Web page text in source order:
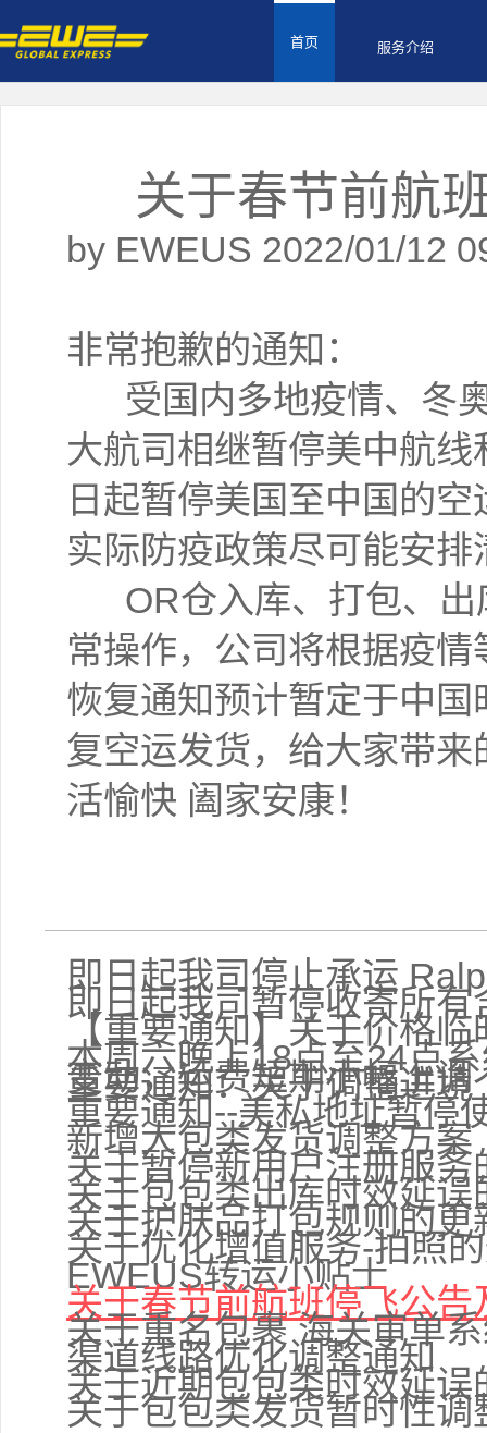
首页 服务介绍
关于春节前航
by EWEUS 2022/01/12
非常抱歉的通知：
受国内多地疫情、冬
大航司相继暂停美中航
日起暂停美国至中国的
实际防疫政策尽可能安排
OR仓入库、打包、出
常操作，公司将根据疫
恢复通知预计暂定于中
复空运发货，给大家带
活愉快 阖家安康！
即日起我司停止承运
即日起我司暂停收寄所有
【重要通知】关于价格
变动，运费短期小幅上调
本周六晚上18点至24点
重要通知：关于调整进
重要通知--美私地址暂停
新增大包类发货调整方案
关于暂停新用户注册服务
关于包包类出库时效延误
关于护肤品打包规则的更
关于优化增值服务-拍照
EWEUS转运小贴士
关于春节前航班停飞公告
关于重名包裹 海关审单
渠道线路优化调整通知
关于近期包包类时效延误
关于包包类发货暂时性调